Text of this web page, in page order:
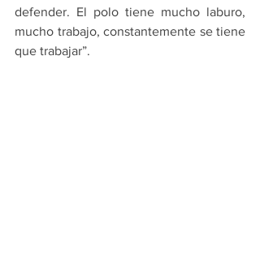
defender. El polo tiene mucho laburo,
mucho trabajo, constantemente se tiene
que trabajar”.